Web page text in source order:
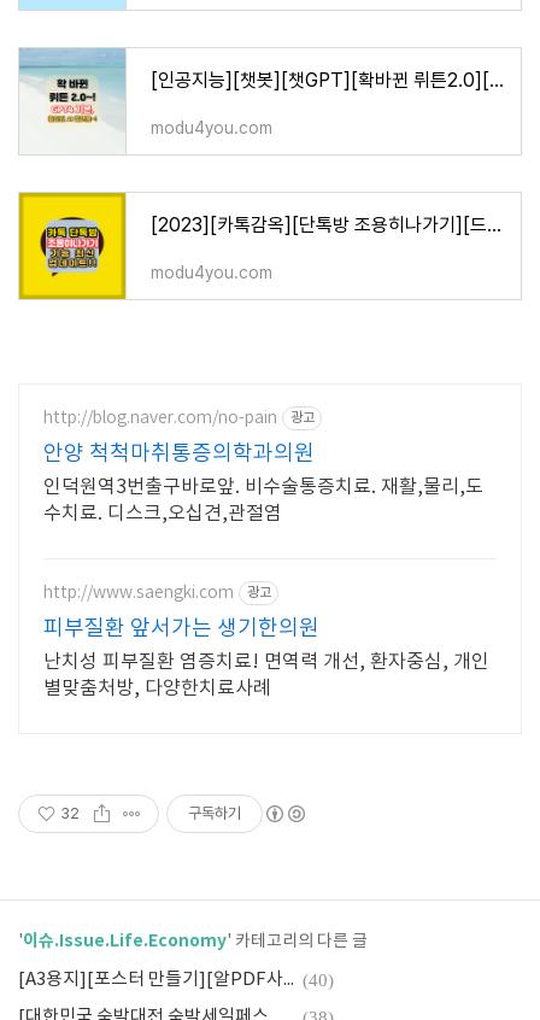
[인공지능][챗봇][챗GPT][확바뀐 뤼튼2.0][GPT4기본탑재][올인원AI플랫폼]
modu4you.com
[2023][카톡감옥][단톡방 조용히나가기][드디어된다][카톡업데이트]
modu4you.com
http://blog.naver.com/no-pain 광고
안양 척척마취통증의학과의원
인덕원역3번출구바로앞. 비수술통증치료. 재활,물리,도
수치료. 디스크,오십견,관절염
http://www.saengki.com 광고
피부질환 앞서가는 생기한의원
난치성 피부질환 염증치료! 면역력 개선, 환자중심, 개인
별맞춤처방, 다양한치료사례
32 구독하기
'이슈.Issue.Life.Economy' 카테고리의 다른 글
[A3용지][포스터 만들기][알PDF사용][A4용지.분할인쇄방법] (40)